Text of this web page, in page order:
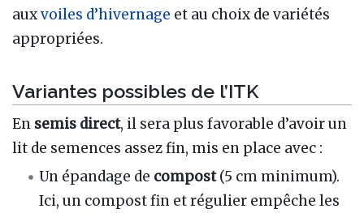
auxvoiles d’hivernage et au choix de variétés
appropriées.
Variantes possibles de l’ITK
En semis direct, il sera plus favorable d’avoir un
lit de semences assez fin, mis en place avec :
Un épandage de compost(5 cm minimum).
Ici, un compost fin et régulier empêche les